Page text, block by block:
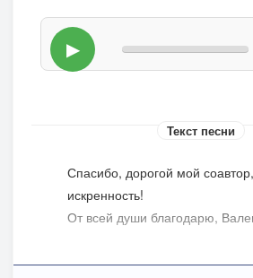
▶
Текст песни
Спасибо, дорогой мой
искренность!
От всей души благодарю,
Ты знаешь, как грустно и